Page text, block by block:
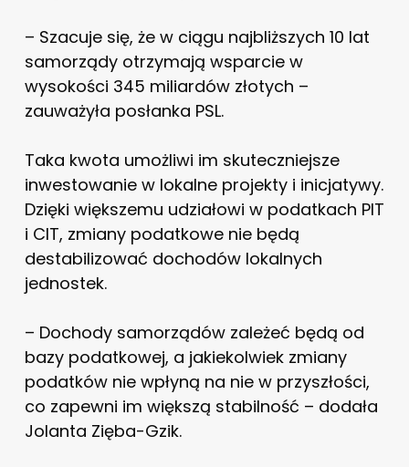
– Szacuje się, że w ciągu najbliższych 10 lat
samorządy otrzymają wsparcie w
wysokości 345 miliardów złotych –
zauważyła posłanka PSL.
Taka kwota umożliwi im skuteczniejsze
inwestowanie w lokalne projekty i inicjatywy.
Dzięki większemu udziałowi w podatkach PIT
i CIT, zmiany podatkowe nie będą
destabilizować dochodów lokalnych
jednostek.
– Dochody samorządów zależeć będą od
bazy podatkowej, a jakiekolwiek zmiany
podatków nie wpłyną na nie w przyszłości,
co zapewni im większą stabilność – dodała
Jolanta Zięba-Gzik.